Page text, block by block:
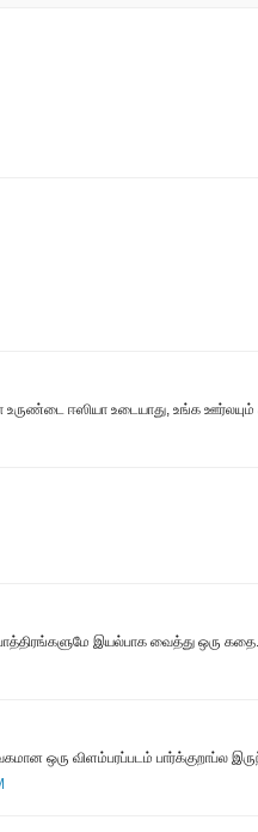
ஈஸியா உடையாது, உங்க ஊர்லயும்
இயல்பாக வைத்து ஒரு
ஒரு விளம்பரப்படம் பார்க்குறாப்ல